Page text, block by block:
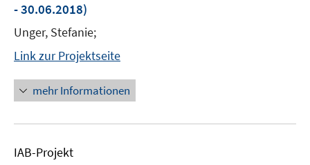
- 30.06.2018)
Unger, Stefanie;
Link zur Projektseite
mehr Informationen
IAB-Projekt